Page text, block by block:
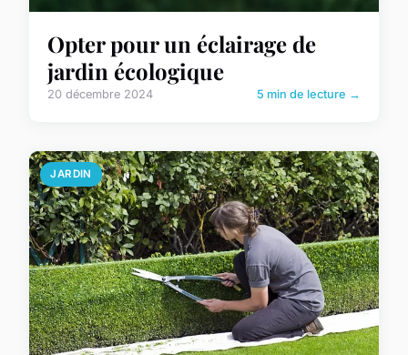
Opter pour un éclairage de
jardin écologique
20 décembre 2024 5 min de lecture →
JARDIN